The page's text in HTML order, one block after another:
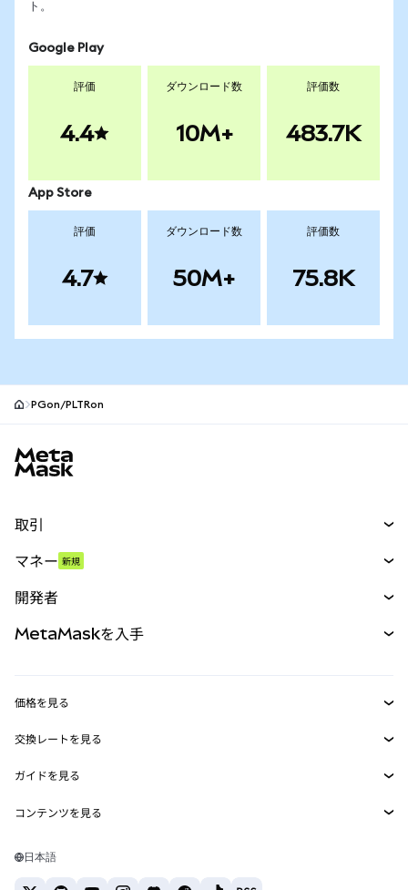
ト。
Google Play
評価
4.4
ダウンロード数
10M+
評価数
483.7K
App Store
評価
4.7
ダウンロード数
50M+
評価数
75.8K
PGon/PLTRon
取引
パーペチュアル
RWA
マネー 新規
開発者
MetaMask Connect
Snaps
Web3サービス
MetaMaskを入手
セキュリティ
サポート
キャリア
お問い合わせ
価格を見る
イーサリアムの価格
Solanaの価格
Tetherの価格
交換レートを見る
ETH→USD
USDT→INR
BTC→INR
ガイドを見る
ETHの購入
コンテンツを見る
Solanaウォレット
日本語